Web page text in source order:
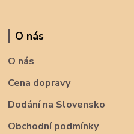
O nás
O nás
Cena dopravy
Dodání na Slovensko
Obchodní podmínky